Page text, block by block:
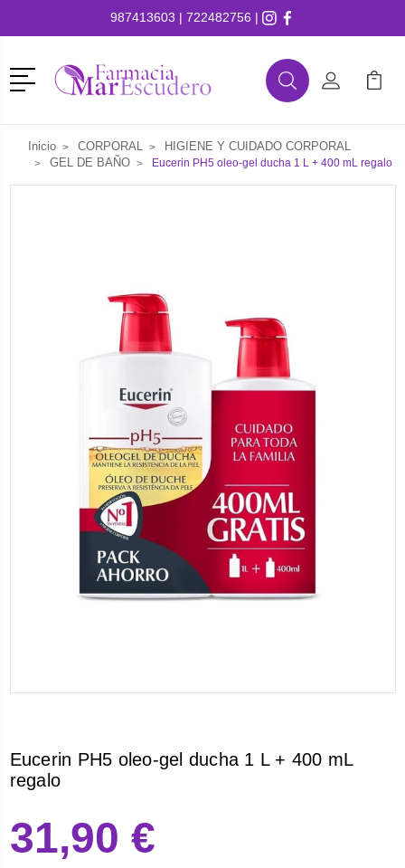
987413603 | 722482756 |
Menú
BuscarMi Cuenta
Mi
Inicio CORPORAL
HIGIENE Y CUIDADO CORPORAL
GEL DE BAÑO
Eucerin PH5 oleo-gel ducha 1 L + 400 mL regalo
Eucerin PH5 oleo-gel ducha 1 L + 400 mL
regalo
31,90 €